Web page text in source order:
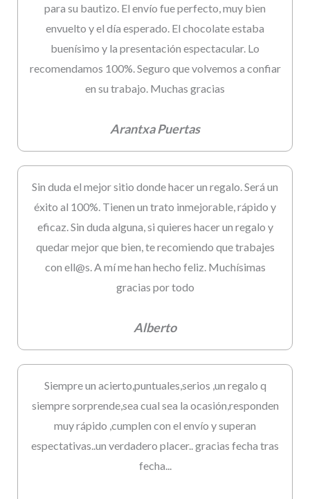
para su bautizo. El envío fue perfecto, muy bien
envuelto y el día esperado. El chocolate estaba
buenísimo y la presentación espectacular. Lo
recomendamos 100%. Seguro que volvemos a confiar
en su trabajo. Muchas gracias
Arantxa Puertas
Sin duda el mejor sitio donde hacer un regalo. Será un
éxito al 100%. Tienen un trato inmejorable, rápido y
eficaz. Sin duda alguna, si quieres hacer un regalo y
quedar mejor que bien, te recomiendo que trabajes
con ell@s. A mí me han hecho feliz. Muchísimas
gracias por todo
Alberto
Siempre un acierto,puntuales,serios ,un regalo q
siempre sorprende,sea cual sea la ocasión,responden
muy rápido ,cumplen con el envío y superan
espectativas..un verdadero placer.. gracias fecha tras
fecha...